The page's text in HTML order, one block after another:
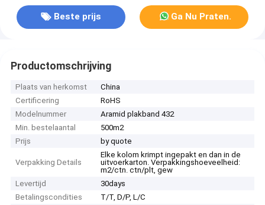
Beste prijs Ga Nu Praten.
Productomschrijving
Plaats van herkomst
China
Certificering
RoHS
Modelnummer
Aramid plakband 432
Min. bestelaantal
500m2
Prijs
by quote
Verpakking Details
Elke kolom krimpt ingepakt en dan in de
uitvoerkarton. Verpakkingshoeveelheid:
m2/ctn. ctn/plt, gew
Levertijd
30days
Betalingscondities
T/T, D/P, L/C